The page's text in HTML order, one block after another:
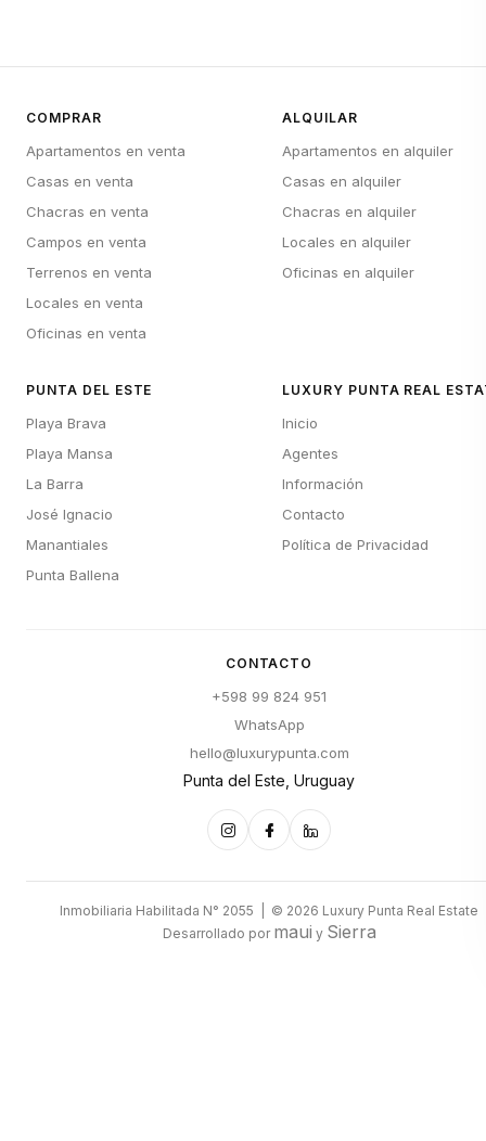
COMPRAR
Apartamentos en venta
Casas en venta
Chacras en venta
Campos en venta
Terrenos en venta
Locales en venta
Oficinas en venta
ALQUILAR
Apartamentos en alquiler
Casas en alquiler
Chacras en alquiler
Locales en alquiler
Oficinas en alquiler
PUNTA DEL ESTE
Playa Brava
Playa Mansa
La Barra
José Ignacio
Manantiales
Punta Ballena
LUXURY PUNTA REAL
Inicio
Agentes
Información
Contacto
Política de Privacidad
CONTACTO
+598 99 824 951
WhatsApp
hello@luxurypunta.com
Punta del Este, Uruguay
Inmobiliaria Habilitada N° 2055 | © 2026 Luxury Punta Real Estate
Desarrollado por maui y Sierra